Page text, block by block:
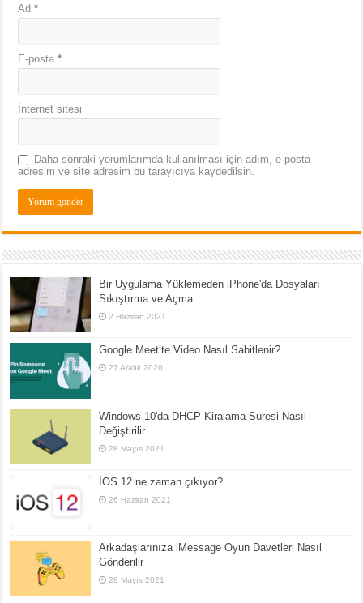
Ad*
E-posta*
İnternet sitesi
Daha sonraki yorumlarımda kullanılması için adım, e-posta
adresim ve site adresim bu tarayıcıya kaydedilsin.
Bir Uygulama Yüklemeden iPhone'da Dosyaları
Sıkıştırma ve Açma
2 Haziran 2021
Google Meet’te Video Nasıl Sabitlenir?
27 Aralık 2020
Windows 10'da DHCP Kiralama Süresi Nasıl
Değiştirilir
28 Mayıs 2021
İOS 12 ne zaman çıkıyor?
26 Haziran 2021
Arkadaşlarınıza iMessage Oyun Davetleri Nasıl
Gönderilir
28 Mayıs 2021